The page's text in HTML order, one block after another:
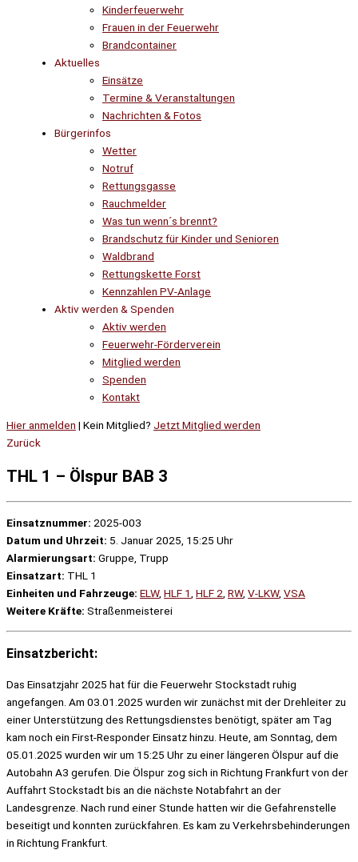
Kinderfeuerwehr
Frauen in der Feuerwehr
Brandcontainer
Aktuelles
Einsätze
Termine & Veranstaltungen
Nachrichten & Fotos
Bürgerinfos
Wetter
Notruf
Rettungsgasse
Rauchmelder
Was tun wenn´s brennt?
Brandschutz für Kinder und Senioren
Waldbrand
Rettungskette Forst
Kennzahlen PV-Anlage
Aktiv werden & Spenden
Aktiv werden
Feuerwehr-Förderverein
Mitglied werden
Spenden
Kontakt
Hier anmelden | Kein Mitglied? Jetzt Mitglied werden
Zurück
THL 1 – Ölspur BAB 3
Einsatznummer: 2025-003
Datum und Uhrzeit: 5. Januar 2025, 15:25 Uhr
Alarmierungsart: Gruppe, Trupp
Einsatzart: THL 1
Einheiten und Fahrzeuge: ELW, HLF 1 HLF 2 RW, V-LKW, VSA
Weitere Kräfte: Straßenmeisterei
Einsatzbericht:
Das Einsatzjahr 2025 hat für die Feuerwehr Stockstadt ruhig
angefangen. Am 03.01.2025 wurden wir zunächst mit der Drehleiter zu
einer Unterstützung des Rettungsdienstes benötigt, später am Tag
kam noch ein First-Responder Einsatz hinzu. Heute, am Sonntag, dem
05.01.2025 wurden wir um 15:25 Uhr zu einer längeren Ölspur auf die
Autobahn A3 gerufen. Die Ölspur zog sich in Richtung Frankfurt von der
Auffahrt Stockstadt bis an die nächste Notabfahrt an der
Landesgrenze. Nach rund einer Stunde hatten wir die Gefahrenstelle
beseitigt und konnten zurückfahren. Es kam zu Verkehrsbehinderungen
in Richtung Frankfurt.